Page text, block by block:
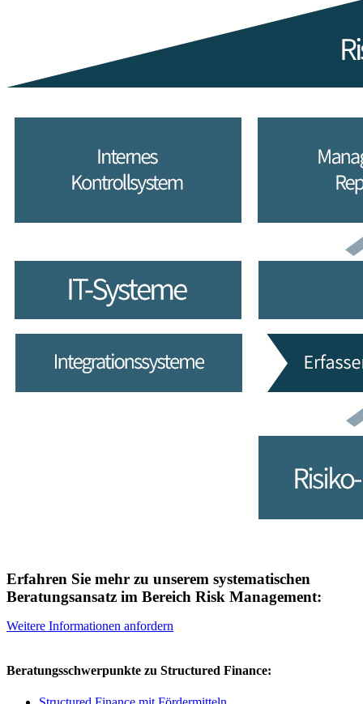
Erfahren Sie mehr zu unserem systematischen
Beratungsansatz im Bereich Risk Management:
Weitere Informationen anfordern
Beratungsschwerpunkte zu Structured Finance: